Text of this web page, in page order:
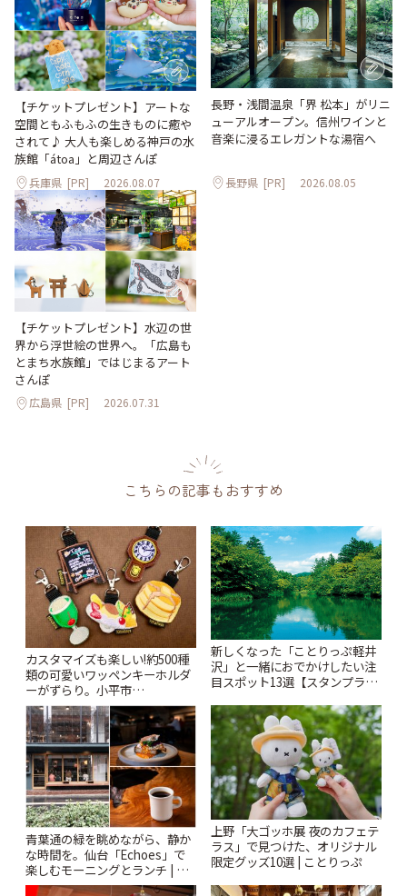
【チケットプレゼント】アートな
空間ともふもふの生きものに癒や
されて♪ 大人も楽しめる神戸の水
族館「átoa」と周辺さんぽ
兵庫県 [PR] 2026.08.07
長野・浅間温泉「界 松本」がリニ
ューアルオープン。信州ワインと
音楽に浸るエレガントな湯宿へ
長野県 [PR] 2026.08.05
【チケットプレゼント】水辺の世
界から浮世絵の世界へ。「広島も
とまち水族館」ではじまるアート
さんぽ
広島県 [PR] 2026.07.31
こちらの記事もおすすめ
カスタマイズも楽しい!約500種
類の可愛いワッペンキーホルダ
ーがずらり。小平市
「Kimamaya T&K」 | ことりっ
ぷ
新しくなった「ことりっぷ軽井
沢」と一緒におでかけしたい注
目スポット13選【スタンプラリ
青葉通の緑を眺めながら、静か
な時間を。仙台「Echoes」で
楽しむモーニングとランチ | こ
とりっぷ
上野「大ゴッホ展 夜のカフェテ
ラス」で見つけた、オリジナル
限定グッズ10選 | ことりっぷ